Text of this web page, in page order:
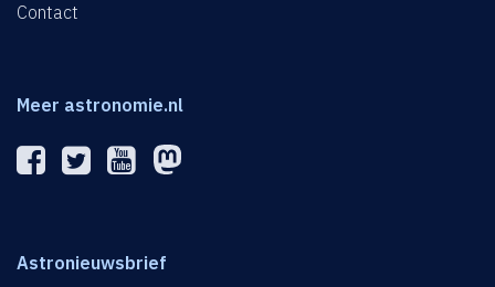
Contact
Meer astronomie.nl
Astronieuwsbrief